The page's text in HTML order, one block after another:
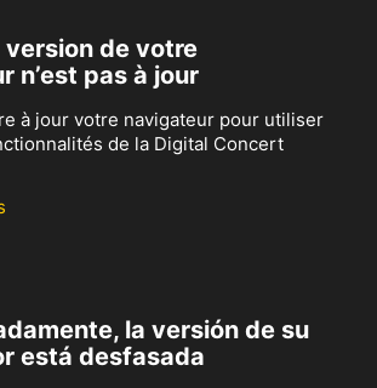
version de votre
n’est pas à jour
à jour votre navigateur pour utiliser
de la Digital Concert
la versión de su
está desfasada